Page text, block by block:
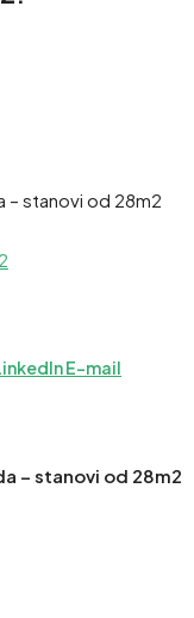
E-mail
– stanovi od 28m2